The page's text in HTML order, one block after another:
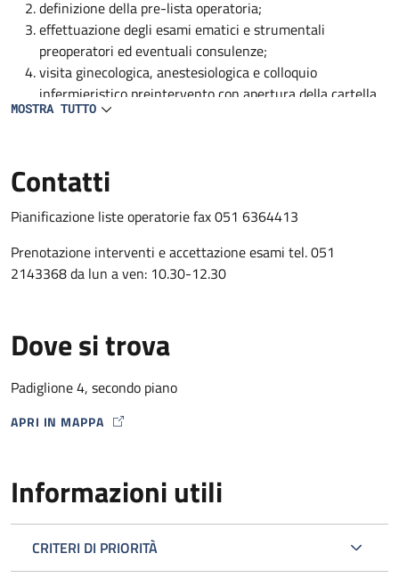
definizione della pre-lista operatoria;
effettuazione degli esami ematici e strumentali
preoperatori ed eventuali consulenze;
visita ginecologica, anestesiologica e colloquio
infermieristico preintervento con apertura della cartella
clinica e infermieristica;
MOSTRA TUTTO
Contatti
Pianificazione liste operatorie fax 051 6364413
Prenotazione interventi e accettazione esami tel. 051
2143368 da lun a ven: 10.30-12.30
Dove si trova
Padiglione 4, secondo piano
APRI IN MAPPA
MAP ICON
Informazioni utili
CRITERI DI PRIORITÀ